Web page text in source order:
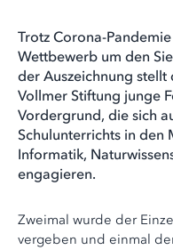
Trotz Corona-
Wettbewerb um den
der Auszeichnung
Vollmer Stiftung junge
Vordergrund, die sich
Schulunterrichts in den
Informatik,
engagieren.
Zweimal wurde der
vergeben und einmal